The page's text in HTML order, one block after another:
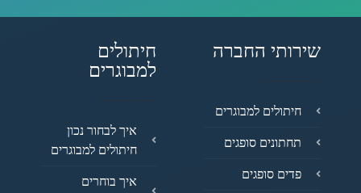
שירותי החברה
חיתולים למבוגרים
תחתונים סופגים
פדים סופגים
חיתולים
למבוגרים
איך לבחור נכון
חיתולים למבוגרים
איך בוחרים